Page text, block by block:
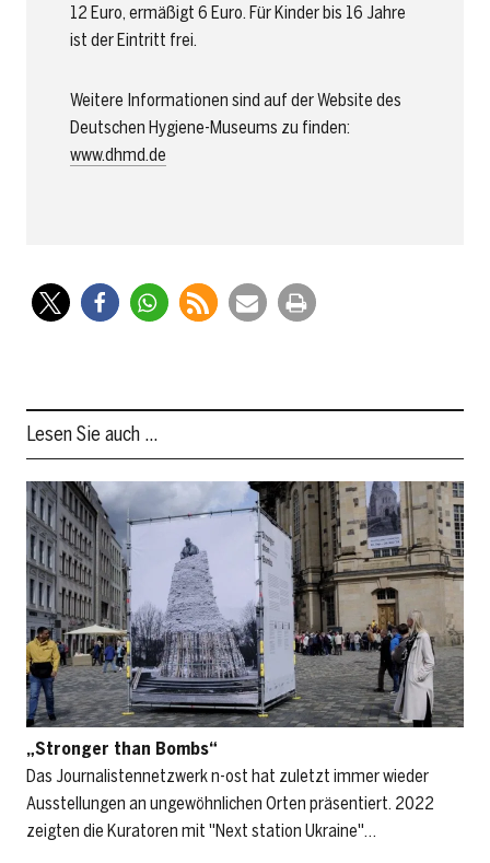
12 Euro, ermäßigt 6 Euro. Für Kinder bis 16 Jahre
ist der Eintritt frei.
Weitere Informationen sind auf der Website des
Deutschen Hygiene-Museums zu finden:
www.dhmd.de
Lesen Sie auch …
„Stronger than Bombs“
Das Journalistennetzwerk n-ost hat zuletzt immer wieder
Ausstellungen an ungewöhnlichen Orten präsentiert. 2022
zeigten die Kuratoren mit "Next station Ukraine"…